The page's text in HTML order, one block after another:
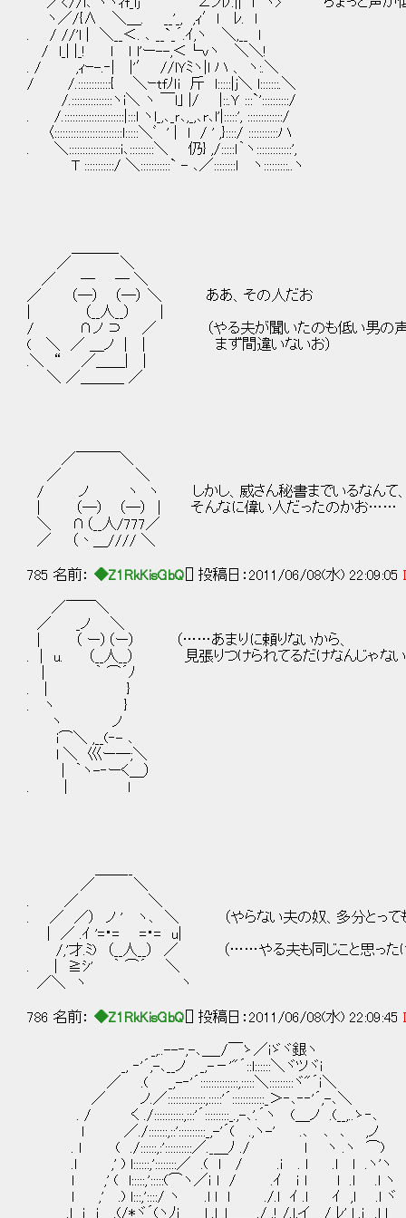
ヽ／/{∧ ＼＿. __'_, ,ｨ′l ﾚ. l
. / //'l | ＼__＜. ､ __`_´.ｲ,ヽ ＼,__ l
/ l_| |_! ｌ ｌ l'ー--,＜└vヽ ＼＼!
. / ,ｨｰ-.‐| |'′ //lＹﾐヽ|l ハ 、 ヽ:.＼
/ /.::::::::::::{ ＼ｰtfﾉｌi 斤 l:::::|j＼ l:::::::.＼
/.:::::::::::::::ヽi＼ ヽ ￣l｣ |/ |::.Ｙ :::`'::::::::::/
. /.::::::::::::::::::::::|:::l ヽl_,､_ｒ､,_,､r､l'|:::::', :::::::::::::/
〈:::::::::::::::::::::::::l:::::＼ﾞ ' | l / ' ,}::::/ :::::::::::ハ
. ＼:::::::::::::::::::i､:::::::::＼ 仍} ,/:::::ｌ｀ヽ:::::::::::::',
T :::::::::::/ ＼:::::::::::` - ､／::::::::l ヽ:::::::::..ヽ
／ ＼
／ ─ ─ ＼
／ （─） （─） ＼ ああ、その人だお
| （__人__） |
/ ∩ノ ⊃ ／ （やる夫が聞いたのも低い男の声だ
( ＼ ／ ＿ノ | | まず間違いないお）
.＼ “ ／＿＿| |
＼ ／＿＿＿ ／
／￣￣￣＼
／ ＼
/ ノ ヽ ヽ しかし、威さん秘書までいるなんて
| （─） （─） | そんなに偉い人だったのかお……
＼ ∩（__人/777／
／ （丶＿//// ＼
785 名前： ◆Z1RkKisGbQ [] 投稿日：2011/06/08(水) 22:09:05
／￣￣＼
／ _ノ ＼
| （ ー）（ー） （……あまりに頼りないから、
. | u. （__人__） 見張りつけられてるだけなんじゃな
| ｀ ⌒´ﾉ
. | }
. ヽ }
ヽ ノ
i⌒＼ ,__(‐- ､
l ＼ 巛ー─;＼
| ｀ヽ-‐ーく＿）
／ ＼
. ／ ＼
. ／ ／） ノ ' ヽ､ ＼ （やらない夫の奴、多分とっても
| ／ .ｲ '=・= =・= u|
/,'才.ﾐ) （__人__） ／ （……やる夫も同じこと思った
. | ≧ｼ' ｀ ⌒´ ＼
／＼ ヽ ヽ
786 名前： ◆Z1RkKisGbQ [] 投稿日：2011/06/08(水) 22:09:45
_,..--‐,-､＿_/￣ゝ／ｉゞヾ銀ヽ
_, ‐'´,-､__ノ _,-－'"´::l::::::＼ヾツヾｉ
／ .( _,-‐'´::::::::::::::,:::::＼:::::::::ヾ"´ｉ＼
／ ノ.／::::::::::::::,:::::'´::::::::::::_＞‐､‐‐'´,-､＼
. / く ./:::::::::::,:::'´:::::::::_.,-､'.´ヽ (＿ノ .(__,..ゝ‐､
l ／./:::::::,::'::::::::::_,-'´( .,ヽ-' .､ ､ ､ ,ノ
. l ( ./::::::,:'::::::::::／._＿ﾉ ./ l ヽ .ヽ ⌒)
.l ,' ) l::::::,'::::::::／ .( l / .ｉ . l .l l .ヽ'ヽ
l ,' ( l:::::,':::::(⌒ヽ／ｉ l / .ｲ ｉ l l .l .l ヽ
l ,' .) l:::,'::::/ ヽ .l l l ./.l ｲ .l ｲ ,l .l ヾ
.l ｉ ｉ .(/*ヾ´(ヽﾉｉ l .l 」_＿__./ .! /.l,イ / ﾚ' l .ｉ .l l